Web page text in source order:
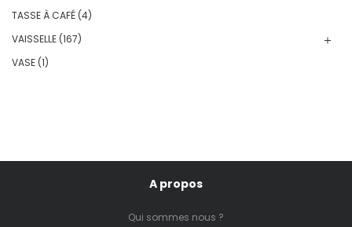
TASSE À CAFÉ (4)
VAISSELLE (167)
VASE (1)
A propos
Qui sommes nous ?